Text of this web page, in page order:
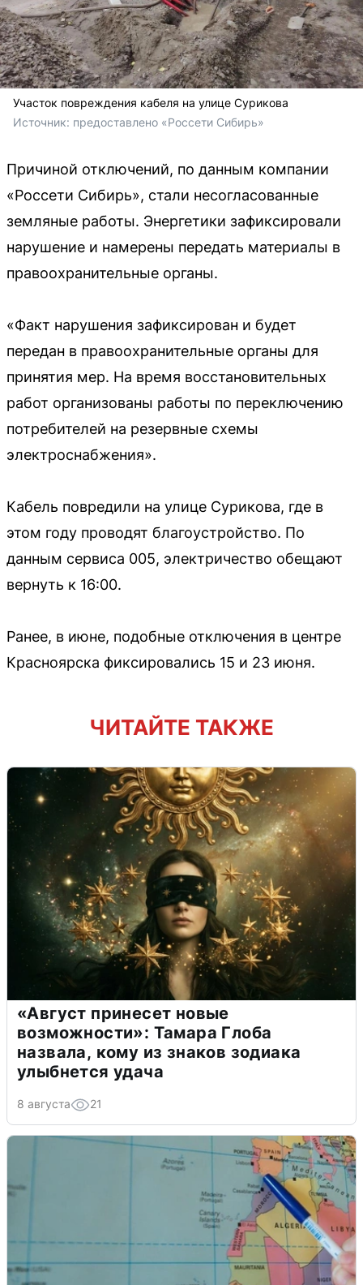
Участок повреждения кабеля на улице Сурикова
Источник: предоставлено «Россети Сибирь»
Причиной отключений, по данным компании
«Россети Сибирь», стали несогласованные
земляные работы. Энергетики зафиксировали
нарушение и намерены передать материалы в
правоохранительные органы.
«Факт нарушения зафиксирован и будет
передан в правоохранительные органы для
принятия мер. На время восстановительных
работ организованы работы по переключению
потребителей на резервные схемы
электроснабжения».
Кабель повредили на улице Сурикова, где в
этом году проводят благоустройство. По
данным сервиса 005, электричество обещают
вернуть к 16:00.
Ранее, в июне, подобные отключения в центре
Красноярска фиксировались 15 и 23 июня.
ЧИТАЙТЕ ТАКЖЕ
«Август принесет новые
возможности»: Тамара Глоба
назвала, кому из знаков зодиака
улыбнется удача
8 августа 21